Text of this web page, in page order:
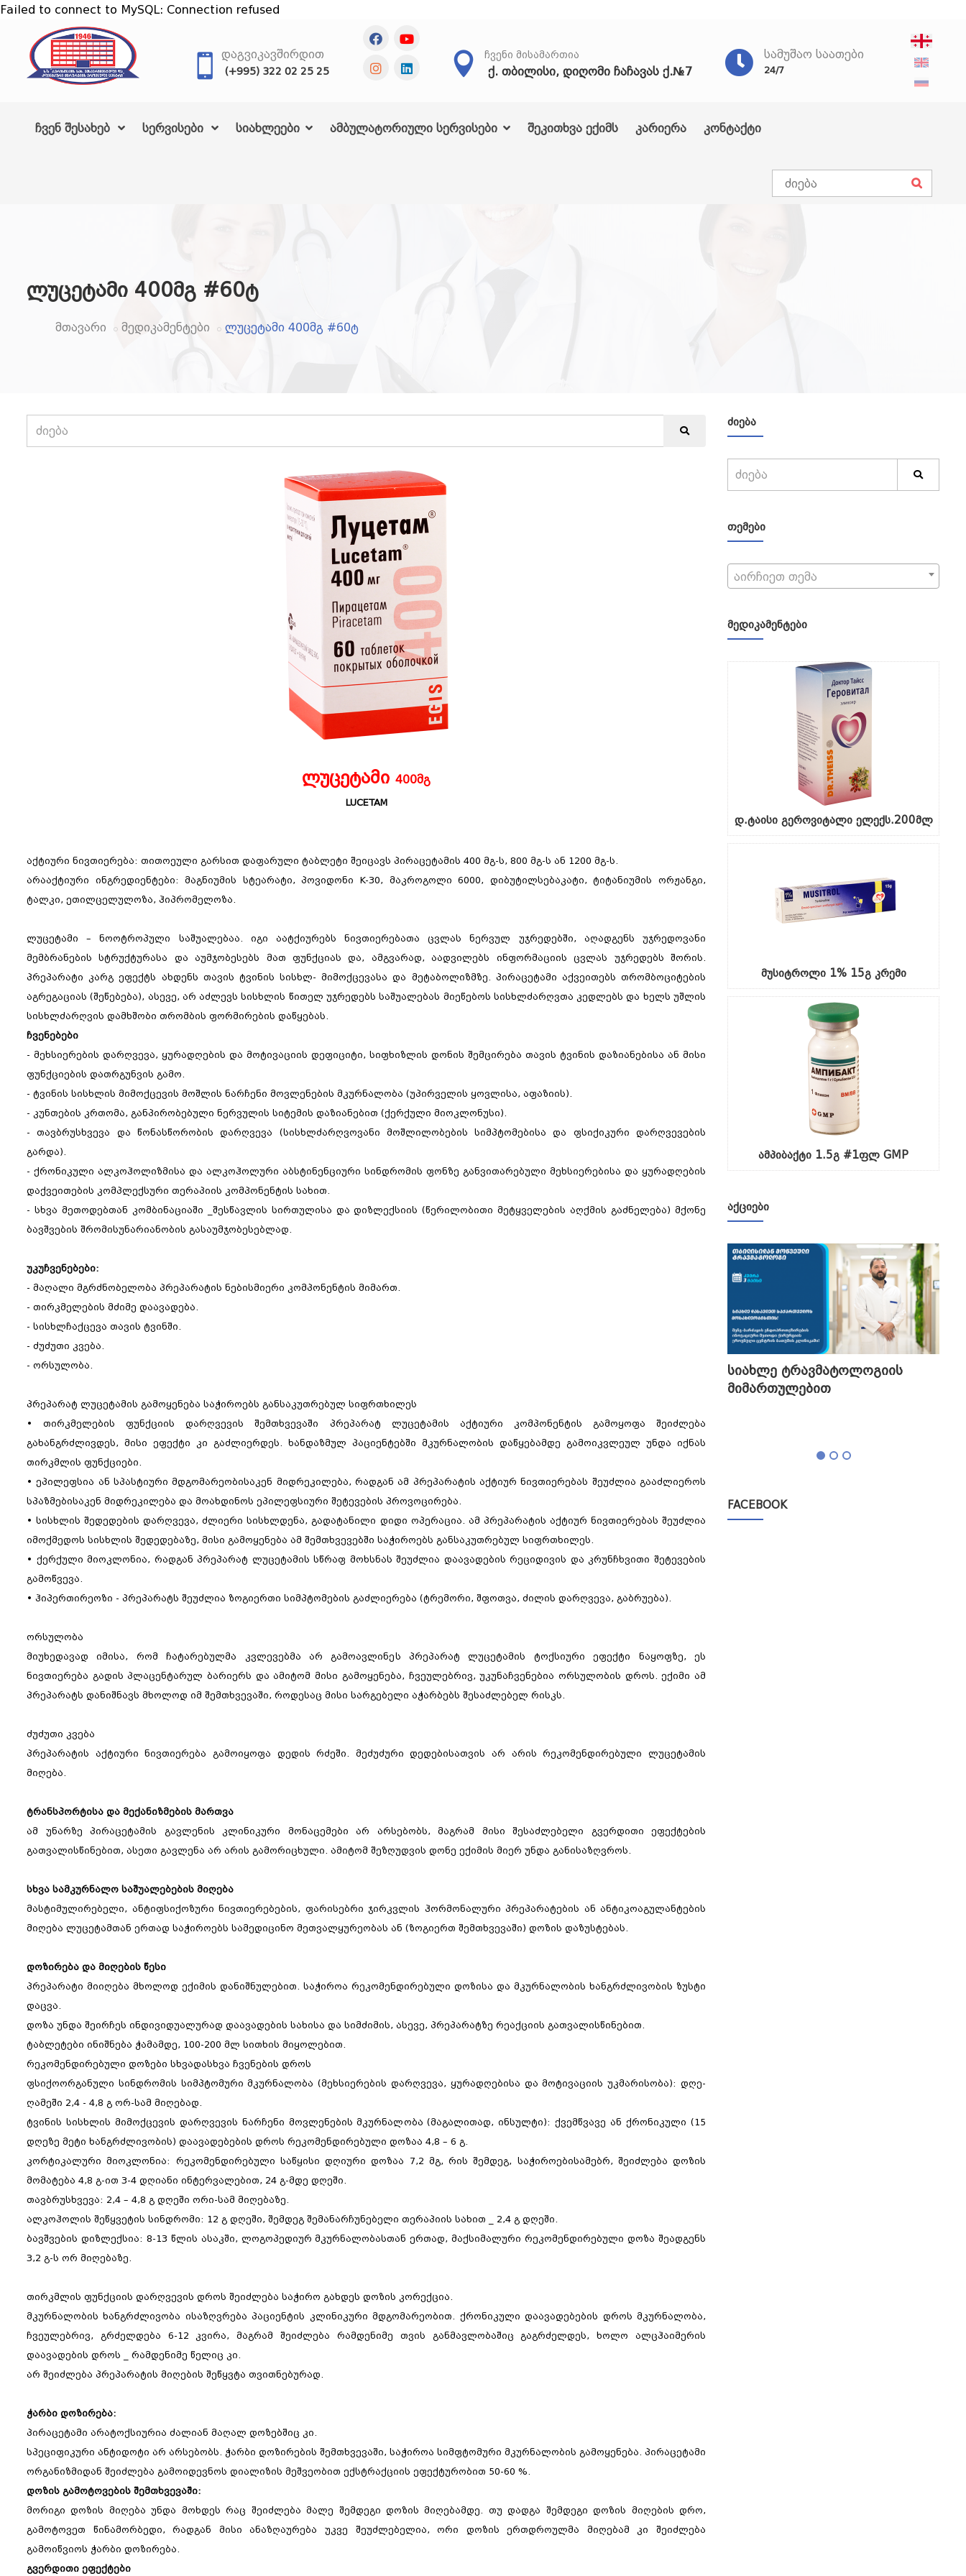
Failed to connect to MySQL: Connection refused
ᲡᲐᲛᲣᲨᲐᲝ ᲡᲐᲐᲗᲔᲑᲘ
24/7
ᲩᲕᲔᲜᲘ ᲛᲘᲡᲐᲛᲐᲠᲗᲘᲐ
ქ. თბილისი, დიღომი ჩაჩავას ქ.№7
ᲓᲐᲒᲕᲘᲙᲐᲕᲨᲘᲠᲓᲘᲗ
(+995) 322 02 25 25
ჩვენ შესახებ სერვისები სიახლეები ამბულატორიული სერვისები შეკითხვა ექიმს კარიერა კონტაქტი
ლუცეტამი 400მგ #60ტ
მთავარი მედიკამენტები ლუცეტამი 400მგ #60ტ
ლუცეტამი 400მგ
LUCETAM
აქტიური ნივთიერება: თითოეული გარსით დაფარული ტაბლეტი შეიცავს პირაცეტამის 400 მგ-ს, 800 მგ-ს ან 1200 მგ-ს.
არააქტიური ინგრედიენტები: მაგნიუმის სტეარატი, პოვიდონი K-30, მაკროგოლი 6000, დიბუტილსებაკატი, ტიტანიუმის ორჟანგი,
ტალკი, ეთილცელულოზა, ჰიპრომელოზა.
ლუცეტამი – ნოოტროპული საშუალებაა. იგი აატქიურებს ნივთიერებათა ცვლას ნერვულ უჯრედებში, აღადგენს უჯრედოვანი
მემბრანების სტრუქტურასა და აუმჯობესებს მათ ფუნქციას და, ამგვარად, აადვილებს ინფორმაციის ცვლას უჯრედებს შორის.
პრეპარატი კარგ ეფექტს ახდენს თავის ტვინის სისხლ- მიმოქცევასა და მეტაბოლიზმზე. პირაცეტამი აქვეითებს თრომბოციტების
აგრეგაციას (შეწებება), ასევე, არ აძლევს სისხლის წითელ უჯრედებს საშუალებას მიეწებოს სისხლძარღვთა კედლებს და ხელს უშლის
სისხლძარღვის დამხშობი თრომბის ფორმირების დაწყებას.
ჩვენებები
- მეხსიერების დარღვევა, ყურადღების და მოტივაციის დეფიციტი, სიფხიზლის დონის შემცირება თავის ტვინის დაზიანებისა ან მისი
ფუნქციების დათრგუნვის გამო.
- ტვინის სისხლის მიმოქცევის მოშლის ნარჩენი მოვლენების მკურნალობა (უპირველის ყოვლისა, აფაზიის).
- კუნთების კრთომა, განპირობებული ნერვულის სიტემის დაზიანებით (ქერქული მიოკლონუსი).
- თავბრუსხვევა და წონასწორობის დარღვევა (სისხლძარღვოვანი მოშლილობების სიმპტომებისა და ფსიქიკური დარღვევების
გარდა).
- ქრონიკული ალკოჰოლიზმისა და ალკოჰოლური აბსტინენციური სინდრომის ფონზე განვითარებული მეხსიერებისა და ყურადღების
დაქვეითების კომპლექსური თერაპიის კომპონენტის სახით.
- სხვა მეთოდებთან კომბინაციაში _შესწავლის სირთულისა და დიზლექსიის (წერილობითი მეტყველების აღქმის გაძნელება) მქონე
ბავშვების შრომისუნარიანობის გასაუმჯობესებლად.
უკუჩვენებები:
- მაღალი მგრძნობელობა პრეპარატის ნებისმიერი კომპონენტის მიმართ.
- თირკმელების მძიმე დაავადება.
- სისხლჩაქცევა თავის ტვინში.
- ძუძუთი კვება.
- ორსულობა.
პრეპარატ ლუცეტამის გამოყენება საჭიროებს განსაკუთრებულ სიფრთხილეს
• თირკმელების ფუნქციის დარღვევის შემთხვევაში პრეპარატ ლუცეტამის აქტიური კომპონენტის გამოყოფა შეიძლება
გახანგრძლივდეს, მისი ეფექტი კი გაძლიერდეს. ხანდაზმულ პაციენტებში მკურნალობის დაწყებამდე გამოიკვლეულ უნდა იქნას
თირკმლის ფუნქციები.
• ეპილეფსია ან სპასტიური მდგომარეობისაკენ მიდრეკილება, რადგან ამ პრეპარატის აქტიურ ნივთიერებას შეუძლია გააძლიეროს
სპაზმებისაკენ მიდრეკილება და მოახდინოს ეპილეფსიური შეტევების პროვოცირება.
• სისხლის შედედების დარღვევა, ძლიერი სისხლდენა, გადატანილი დიდი ოპერაცია. ამ პრეპარატის აქტიურ ნივთიერებას შეუძლია
იმოქმედოს სისხლის შედედებაზე, მისი გამოყენება ამ შემთხვევებში საჭიროებს განსაკუთრებულ სიფრთხილეს.
• ქერქული მიოკლონია, რადგან პრეპარატ ლუცეტამის სწრაფ მოხსნას შეუძლია დაავადების რეციდივის და კრუნჩხვითი შეტევების
გამოწვევა.
• ჰიპერთირეოზი - პრეპარატს შეუძლია ზოგიერთი სიმპტომების გაძლიერება (ტრემორი, შფოთვა, ძილის დარღვევა, გაბრუება).
ორსულობა
მიუხედავად იმისა, რომ ჩატარებულმა კვლევებმა არ გამოავლინეს პრეპარატ ლუცეტამის ტოქსიური ეფექტი ნაყოფზე, ეს
ნივთიერება გადის პლაცენტარულ ბარიერს და ამიტომ მისი გამოყენება, ჩვეულებრივ, უკუნაჩვენებია ორსულობის დროს. ექიმი ამ
პრეპარატს დანიშნავს მხოლოდ იმ შემთხვევაში, როდესაც მისი სარგებელი აჭარბებს შესაძლებელ რისკს.
ძუძუთი კვება
პრეპარატის აქტიური ნივთიერება გამოიყოფა დედის რძეში. მეძუძური დედებისათვის არ არის რეკომენდირებული ლუცეტამის
მიღება.
ტრანსპორტისა და მექანიზმების მართვა
ამ უნარზე პირაცეტამის გავლენის კლინიკური მონაცემები არ არსებობს, მაგრამ მისი შესაძლებელი გვერდითი ეფექტების
გათვალისწინებით, ასეთი გავლენა არ არის გამორიცხული. ამიტომ შეზღუდვის დონე ექიმის მიერ უნდა განისაზღვროს.
სხვა სამკურნალო საშუალებების მიღება
მასტიმულირებელი, ანტიფსიქოზური ნივთიერებების, ფარისებრი ჯირკვლის ჰორმონალური პრეპარატების ან ანტიკოაგულანტების
მიღება ლუცეტამთან ერთად საჭიროებს სამედიცინო მეთვალყურეობას ან (ზოგიერთ შემთხვევაში) დოზის დაზუსტებას.
დოზირება და მიღების წესი
პრეპარატი მიიღება მხოლოდ ექიმის დანიშნულებით. საჭიროა რეკომენდირებული დოზისა და მკურნალობის ხანგრძლივობის ზუსტი
დაცვა.
დოზა უნდა შეირჩეს ინდივიდუალურად დაავადების სახისა და სიმძიმის, ასევე, პრეპარატზე რეაქციის გათვალისწინებით.
ტაბლეტები ინიშნება ჭამამდე, 100-200 მლ სითხის მიყოლებით.
რეკომენდირებული დოზები სხვადასხვა ჩვენების დროს
ფსიქოორგანული სინდრომის სიმპტომური მკურნალობა (მეხსიერების დარღვევა, ყურადღებისა და მოტივაციის უკმარისობა): დღე-
ღამეში 2,4 - 4,8 გ ორ-სამ მიღებად.
ტვინის სისხლის მიმოქცევის დარღვევის ნარჩენი მოვლენების მკურნალობა (მაგალითად, ინსულტი): ქვემწვავე ან ქრონიკული (15
დღეზე მეტი ხანგრძლივობის) დაავადებების დროს რეკომენდირებული დოზაა 4,8 – 6 გ.
კორტიკალური მიოკლონია: რეკომენდირებული საწყისი დღიური დოზაა 7,2 მგ, რის შემდეგ, საჭიროებისამებრ, შეიძლება დოზის
მომატება 4,8 გ-ით 3-4 დღიანი ინტერვალებით, 24 გ-მდე დღეში.
თავბრუსხვევა: 2,4 – 4,8 გ დღეში ორი-სამ მიღებაზე.
ალკოჰოლის შეწყვეტის სინდრომი: 12 გ დღეში, შემდეგ შემანარჩუნებელი თერაპიის სახით _ 2,4 გ დღეში.
ბავშვების დიზლექსია: 8-13 წლის ასაკში, ლოგოპედიურ მკურნალობასთან ერთად, მაქსიმალური რეკომენდირებული დოზა შეადგენს
3,2 გ-ს ორ მიღებაზე.
თირკმლის ფუნქციის დარღვევის დროს შეიძლება საჭირო გახდეს დოზის კორექცია.
მკურნალობის ხანგრძლივობა ისაზღვრება პაციენტის კლინიკური მდგომარეობით. ქრონიკული დაავადებების დროს მკურნალობა,
ჩვეულებრივ, გრძელდება 6-12 კვირა, მაგრამ შეიძლება რამდენიმე თვის განმავლობაშიც გაგრძელდეს, ხოლო ალცჰაიმერის
დაავადების დროს _ რამდენიმე წელიც კი.
არ შეიძლება პრეპარატის მიღების შეწყვტა თვითნებურად.
ჭარბი დოზირება:
პირაცეტამი არატოქსიურია ძალიან მაღალ დოზებშიც კი.
სპეციფიკური ანტიდოტი არ არსებობს. ჭარბი დოზირების შემთხვევაში, საჭიროა სიმფტომური მკურნალობის გამოყენება. პირაცეტამი
ორგანიზმიდან შეიძლება გამოიდევნოს დიალიზის მეშვეობით ექსტრაქციის ეფექტურობით 50-60 %.
დოზის გამოტოვების შემთხვევაში:
მორიგი დოზის მიღება უნდა მოხდეს რაც შეიძლება მალე შემდეგი დოზის მიღებამდე. თუ დადგა შემდეგი დოზის მიღების დრო,
გამოტოვეთ წინამორბედი, რადგან მისი ანაზღაურება უკვე შეუძლებელია, ორი დოზის ერთდროულმა მიღებამ კი შეიძლება
გამოიწვიოს ჭარბი დოზირება.
გვერდითი ეფექტები
ᲫᲘᲔᲑᲐ
ᲗᲔᲛᲔᲑᲘ
აირჩიეთ თემა
ᲛᲔᲓᲘᲙᲐᲛᲔᲜᲢᲔᲑᲘ
დ.ტაისი გეროვიტალი ელექს.200მლ
მუსიტროლი 1% 15გ კრემი
ამპიბაქტი 1.5გ #1ფლ GMP
ᲐᲥᲪᲘᲔᲑᲘ
გასტროსკოპია
სიახლე ტრავმატოლოგიის
მიმართულებით
FACEBOOK